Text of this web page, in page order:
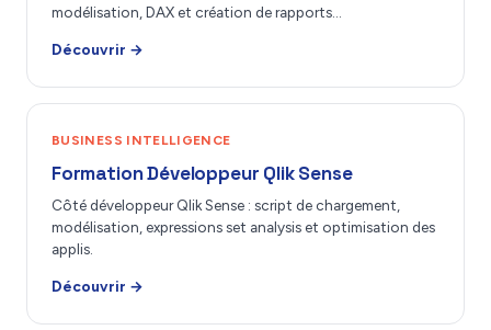
modélisation, DAX et création de rapports…
Découvrir →
BUSINESS INTELLIGENCE
Formation Développeur Qlik Sense
Côté développeur Qlik Sense : script de chargement,
modélisation, expressions set analysis et optimisation des
applis.
Découvrir →